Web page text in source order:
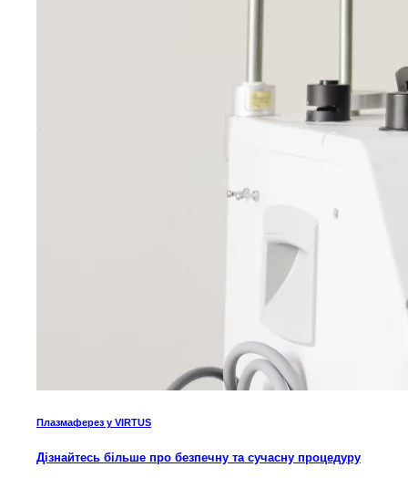
Плазмаферез у VIRTUS
Дізнайтесь більше про безпечну та сучасну процедуру